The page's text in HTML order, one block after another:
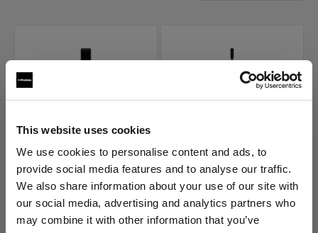
This website uses cookies
We use cookies to personalise content and ads, to
provide social media features and to analyse our traffic.
We also share information about your use of our site with
our social media, advertising and analytics partners who
may combine it with other information that you’ve
SPOT SMALL
Gobo Holder for Spot
Small
SPOT SMALL
Iris for Spot Small